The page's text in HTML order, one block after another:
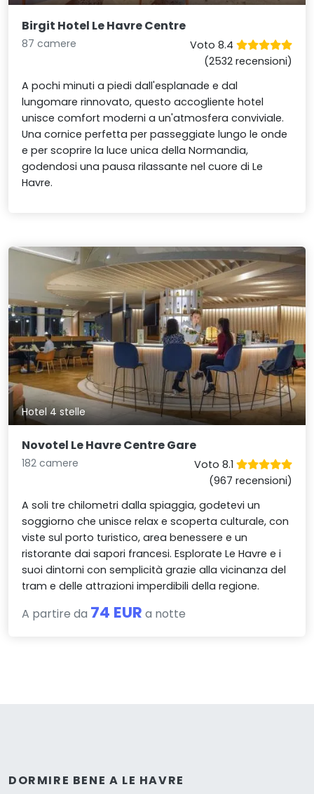
Birgit Hotel Le Havre Centre
87 camere
Voto 8.4
(2532 recensioni)
A pochi minuti a piedi dall'esplanade e dal
lungomare rinnovato, questo accogliente hotel
unisce comfort moderni a un'atmosfera conviviale.
Una cornice perfetta per passeggiate lungo le onde
e per scoprire la luce unica della Normandia,
godendosi una pausa rilassante nel cuore di Le
Havre.
Hotel 4 stelle
Novotel Le Havre Centre Gare
182 camere
Voto 8.1
(967 recensioni)
A soli tre chilometri dalla spiaggia, godetevi un
soggiorno che unisce relax e scoperta culturale, con
viste sul porto turistico, area benessere e un
ristorante dai sapori francesi. Esplorate Le Havre e i
suoi dintorni con semplicità grazie alla vicinanza del
tram e delle attrazioni imperdibili della regione.
A partire da 74 EUR a notte
DORMIRE BENE A LE HAVRE